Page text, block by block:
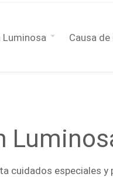
Luminosa Causa
cuidados especiales y